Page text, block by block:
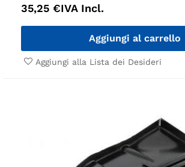
35,25 €IVA Incl.
Aggiungi al carrello
Aggiungi alla Lista dei Desideri